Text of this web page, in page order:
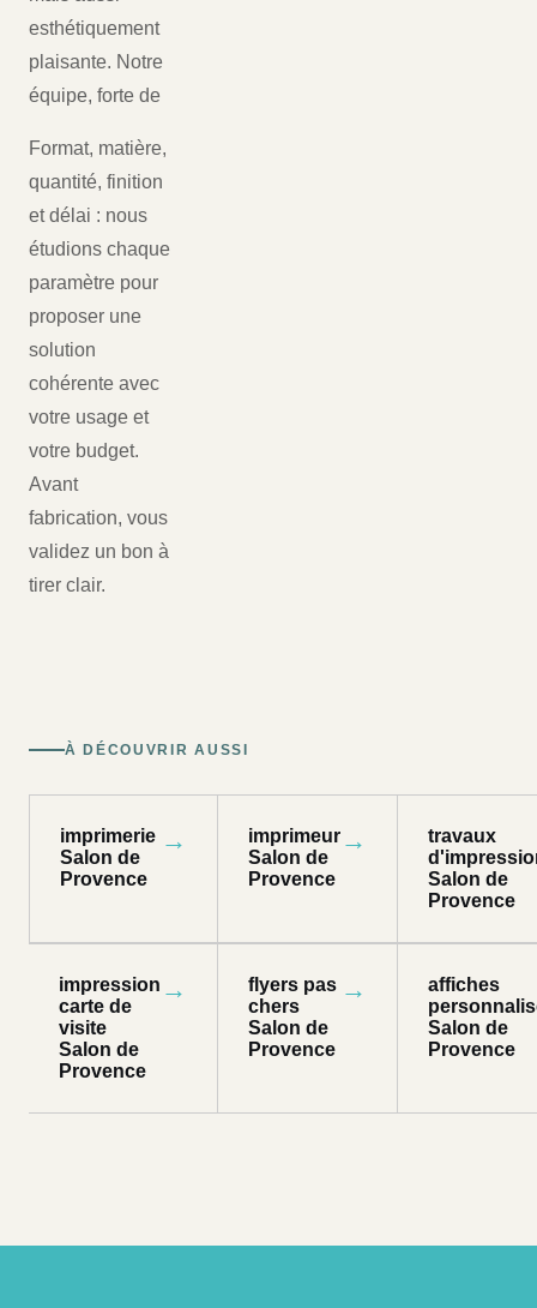
esthétiquement
plaisante. Notre
équipe, forte de
Format, matière,
quantité, finition
et délai : nous
étudions chaque
paramètre pour
proposer une
solution
cohérente avec
votre usage et
votre budget.
Avant
fabrication, vous
validez un bon à
tirer clair.
À DÉCOUVRIR AUSSI
imprimerie
Salon de
Provence
→
imprimeur
Salon de
Provence
→
travaux
Salon de
Provence
impression
carte de
visite
Salon de
Provence
→
flyers pas
chers
Salon de
Provence
→
affiches
Salon de
Provence